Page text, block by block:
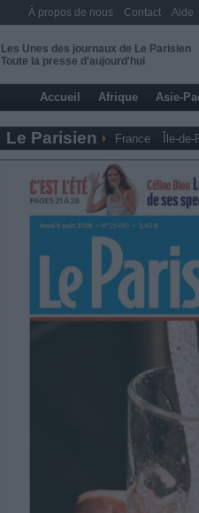
Les Unes des journaux de Le Parisien
Toute la presse d'aujourd'hui
Accueil Afrique Asie-
Le Parisien France Île-
À propos de nous Contact Aide